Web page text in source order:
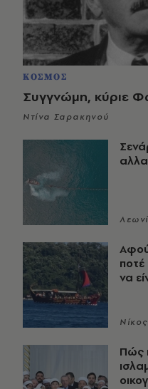
ΚΟΣΜΟΣ
Συγγνώμη, κύριε
Ντίνα Σαρακηνού
ποτέ
να
Πώς